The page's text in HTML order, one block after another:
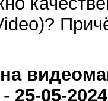
- 25-05-2024